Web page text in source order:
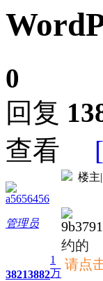
0
回复
查看
a5656456
管理员
38213882
1
万
楼主|
约的
请点